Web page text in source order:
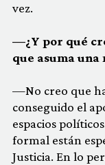
vez.
—¿Y por qué
que asuma una
—No creo que
conseguido el
espacios
formal están
Justicia. En lo